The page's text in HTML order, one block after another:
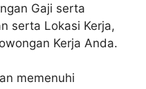
Gaji serta
serta Lokasi Kerja,
Kerja Anda.
memenuhi